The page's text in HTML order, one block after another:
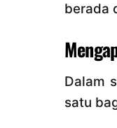
berada
Dalam
satu